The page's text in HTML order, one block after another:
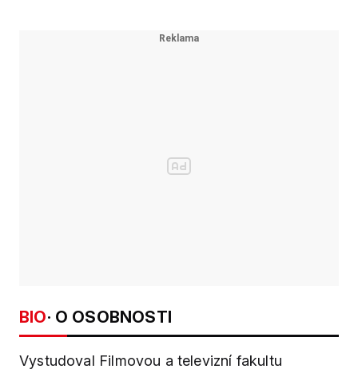
BIO· O OSOBNOSTI
Vystudoval Filmovou a televizní fakultu